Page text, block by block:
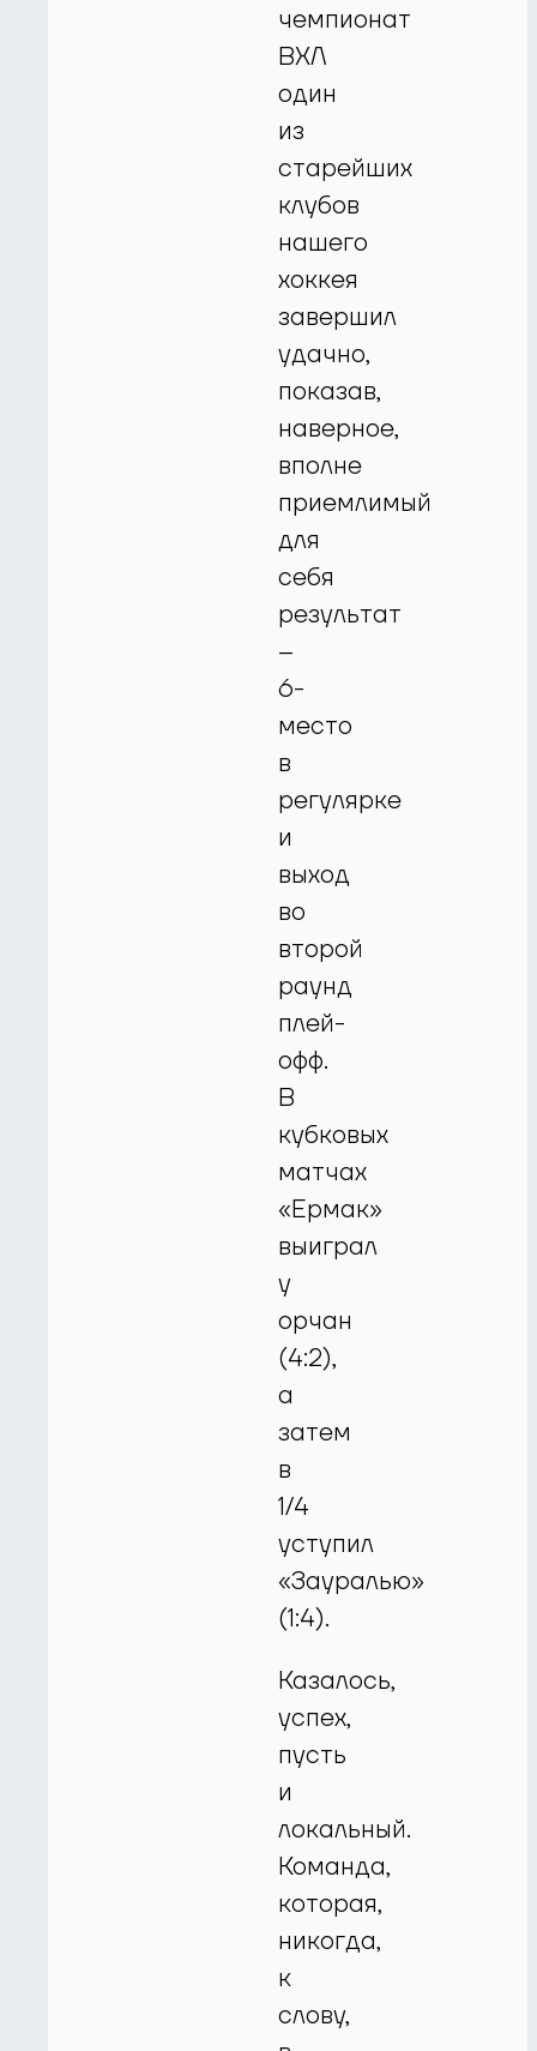
чемпионат
ВХЛ
один
из
старейших
клубов
нашего
хоккея
завершил
удачно,
показав,
наверное,
вполне
приемлимый
для
себя
результат
–
6-
место
в
регулярке
и
выход
во
второй
раунд
плей-
офф.
В
кубковых
матчах
«Ермак»
выиграл
у
орчан
(4:2),
а
затем
в
1/4
уступил
«Зауралью»
(1:4).
Казалось,
успех,
пусть
и
локальный.
Команда,
которая,
никогда,
к
слову,